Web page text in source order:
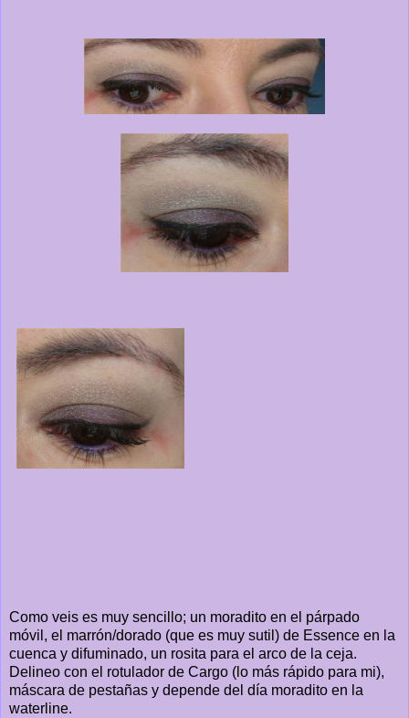
Como veis es muy sencillo; un moradito en el párpado
móvil, el marrón/dorado (que es muy sutil) de Essence en la
cuenca y difuminado, un rosita para el arco de la ceja.
Delineo con el rotulador de Cargo (lo más rápido para mi),
máscara de pestañas y depende del día moradito en la
waterline.